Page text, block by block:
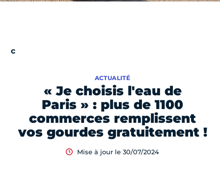
« Je choisis l'eau de
Paris » : plus de 1100
commerces remplissent
vos gourdes gratuitement !
ACTUALITÉ
Mise à jour le 30/07/2024